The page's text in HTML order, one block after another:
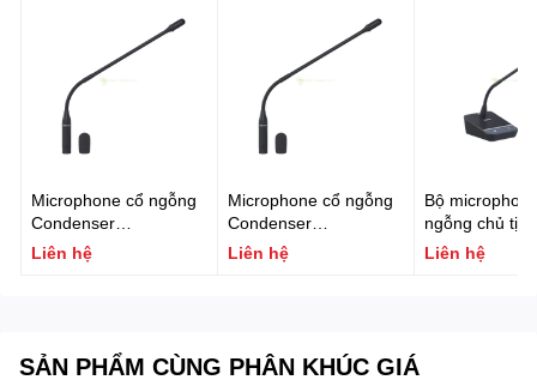
Microphone cổ ngỗng
Condenser
FONESTAR MICFLEX-
Liên hệ
Microphone cổ ngỗng
Condenser
FONESTAR MICFLEX-
Liên hệ
Bộ
ngỗng chủ
thống hội nghị
FONESTAR
Liên hệ
SẢN PHẨM CÙNG PHÂN KHÚC GIÁ